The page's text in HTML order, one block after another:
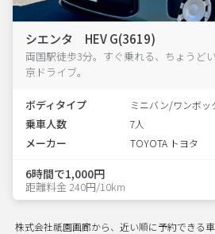
シエンタ HEV G(3619)
両国駅徒歩3分。すぐ乗れる、ちょうど
京ドライブ。
ボディタイプ ミニバン/ワンボッ
乗車人数 7人
メーカー TOYOTA トヨタ
6時間で1,000円
距離料金 240円/10km
株式会社祇園画廊から、近い順に予約できる車